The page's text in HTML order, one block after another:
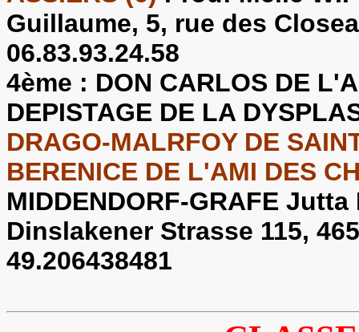
Guillaume, 5, rue des
06.83.93.24.58
4ème : DON CARLOS DE
DEPISTAGE DE LA
DRAGO-MALRFOY DE
BERENICE DE L'AMI DES
MIDDENDORF-GRAFE
Dinslakener Strasse 115,
49.206438481